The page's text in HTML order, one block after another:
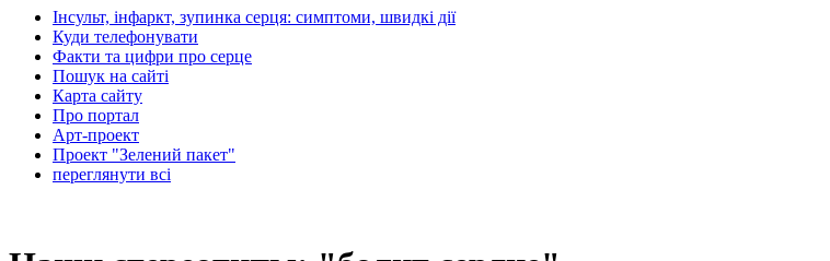
Інсульт, інфаркт, зупинка серця: симптоми, швидкі дії
Куди телефонувати
Факти та цифри про серце
Пошук на сайті
Карта сайту
Про портал
Арт-проект
Проект "Зелений пакет"
переглянути всі